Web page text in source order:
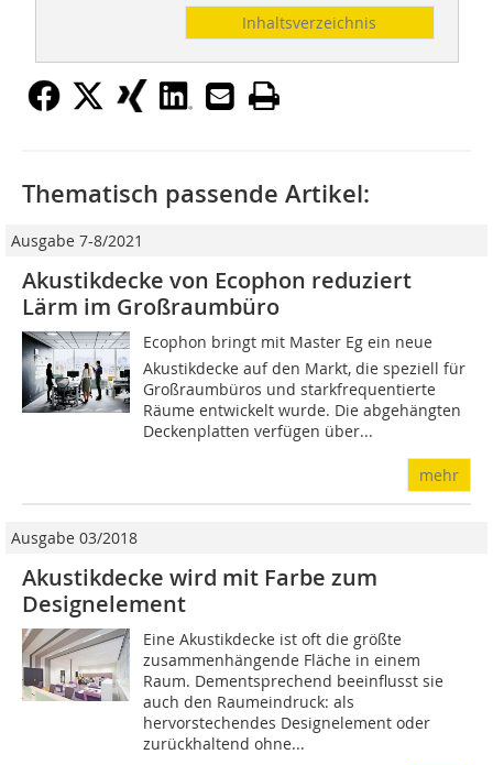
Inhaltsverzeichnis
Thematisch passende Artikel:
Ausgabe 7-8/2021
Akustikdecke von Ecophon reduziert
Lärm im Großraumbüro
Ecophon bringt mit Master Eg ein neue
Akustikdecke auf den Markt, die speziell für
Großraumbüros und starkfrequentierte
Räume entwickelt wurde. Die abgehängten
Deckenplatten verfügen über...
mehr
Ausgabe 03/2018
Akustikdecke wird mit Farbe zum
Designelement
Eine Akustikdecke ist oft die größte
zusammenhängende Fläche in einem
Raum. Dementsprechend beeinflusst sie
auch den Raumeindruck: als
hervorstechendes Designelement oder
zurückhaltend ohne...